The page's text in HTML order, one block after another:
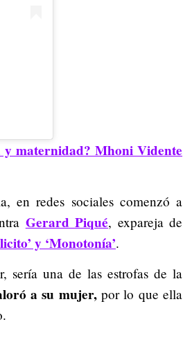
maternidad? Mhoni Vidente
en redes sociales comenzó a
Gerard Piqué, expareja de
y ‘Monotonía’.
sería una de las estrofas de la
a su mujer,por lo que ella